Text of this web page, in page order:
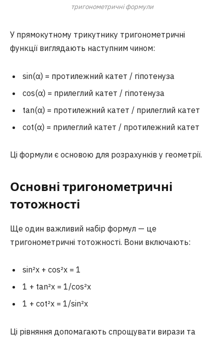
тригонометричні формули
У прямокутному трикутнику тригонометричні
функції виглядають наступним чином:
sin(α) = протилежний катет / гіпотенуза
cos(α) = прилеглий катет / гіпотенуза
tan(α) = протилежний катет / прилеглий катет
cot(α) = прилеглий катет / протилежний катет
Ці формули є основою для розрахунків у геометрії.
Основні тригонометричні
тотожності
Ще один важливий набір формул — це
тригонометричні тотожності. Вони включають:
sin²x + cos²x = 1
1 + tan²x = 1/cos²x
1 + cot²x = 1/sin²x
Ці рівняння допомагають спрощувати вирази та